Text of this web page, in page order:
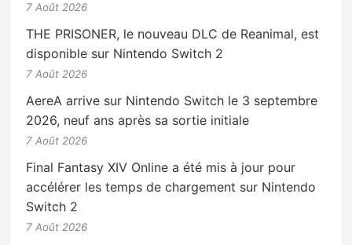
7 Août 2026
THE PRISONER, le nouveau DLC de Reanimal, est
disponible sur Nintendo Switch 2
7 Août 2026
AereA arrive sur Nintendo Switch le 3 septembre
2026, neuf ans après sa sortie initiale
7 Août 2026
Final Fantasy XIV Online a été mis à jour pour
accélérer les temps de chargement sur Nintendo
Switch 2
7 Août 2026